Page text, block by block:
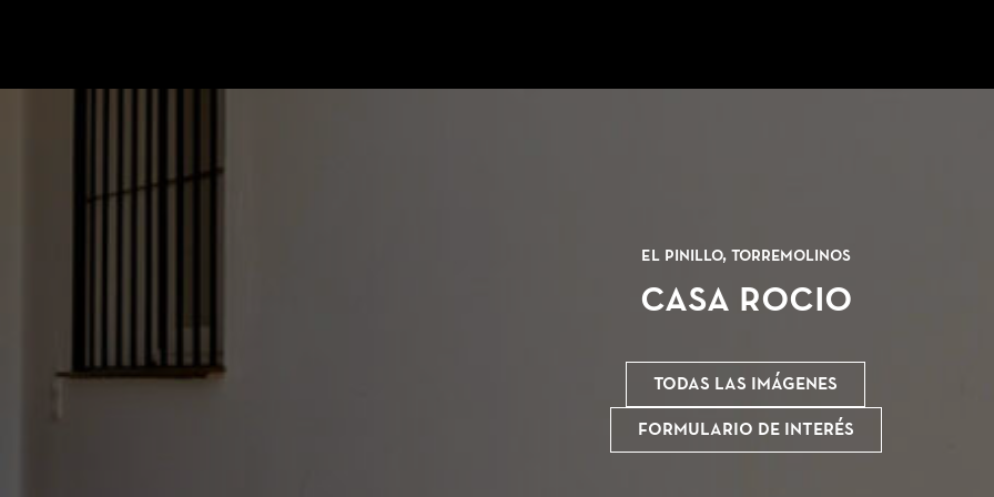
El Pinillo, Torremolinos
CASA ROCIO
Todas las imágenes
Formulario de interés